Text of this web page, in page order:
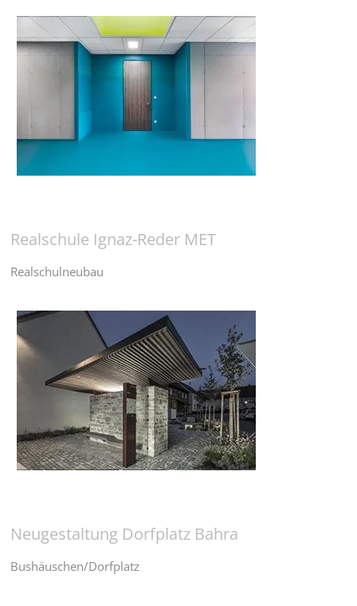
Realschule Ignaz-Reder MET
Realschulneubau
Neugestaltung Dorfplatz Bahra
Bushäuschen/Dorfplatz